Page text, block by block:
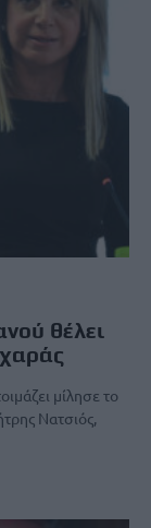
θέλει
μίλησε το
Νατσιός,